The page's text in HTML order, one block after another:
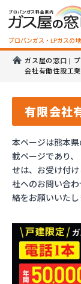
プロパンガス・LPガスの
ガス屋の窓口 |
会社有働住設工業
有限会社
本ページは熊本
載ページであり
せは、お受け付
社へのお問い合
絡をお願いいたし